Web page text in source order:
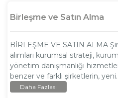
Birleşme ve Satın Alma
BİRLEŞME VE SATIN ALMA
alımları kurumsal strateji,
yönetim danışmanlığı
benzer ve farklı şirketlerin,
Daha Fazlası